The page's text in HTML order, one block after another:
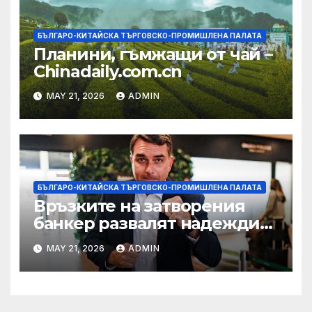
БЪЛГАРО-КИТАЙСКА ТЪРГОВСКО-ПРОМИШЛЕНА ПАЛАТА
Планини, гъмжащи от чай –
Chinadaily.com.cn
MAY 21, 2026 ADMIN
БЪЛГАРО-КИТАЙСКА ТЪРГОВСКО-ПРОМИШЛЕНА ПАЛАТА
Връзките на затворения
банкер развалят надеждите
на Флавио Болсонаро за
президент на Бразилия
MAY 21, 2026 ADMIN